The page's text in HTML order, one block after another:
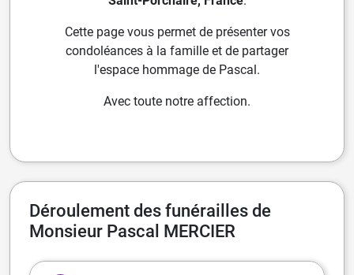
Cette page vous permet de présenter vos
condoléances à la famille et de partager
l'espace hommage de Pascal.
Avec toute notre affection.
Déroulement des funérailles de
Monsieur Pascal MERCIER